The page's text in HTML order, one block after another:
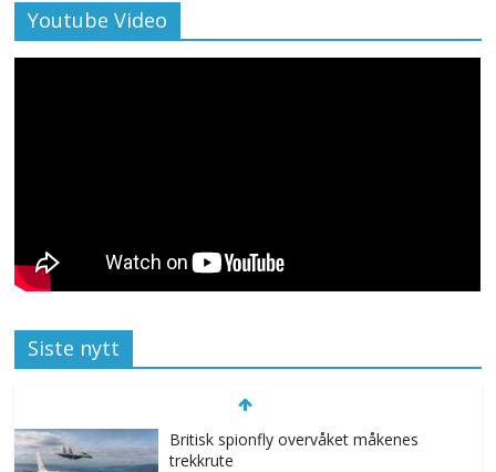
Youtube Video
Siste nytt
Britisk spionfly overvåket måkenes
trekkrute